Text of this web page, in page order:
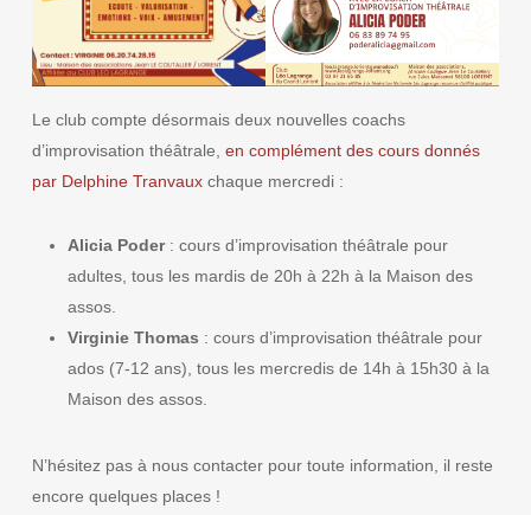
Le club compte désormais deux nouvelles coachs
d’improvisation théâtrale, en complément des cours donnés
par Delphine Tranvauxchaque mercredi :
Alicia Poder: cours d’improvisation théâtrale pour
adultes, tous les mardis de 20h à 22h à la Maison des
assos.
Virginie Thomas : cours d’improvisation théâtrale pour
ados (7-12 ans), tous les mercredis de 14h à 15h30 à la
Maison des assos.
N’hésitez pas à nous contacter pour toute information, il reste
encore quelques places !